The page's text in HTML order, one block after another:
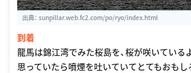
出典： sunpillar.web.fc2.com/po/ryo/index.html
到着
龍馬は錦江湾でみた桜島を、桜が咲いている
思っていたら噴煙を吐いていてとてもおも